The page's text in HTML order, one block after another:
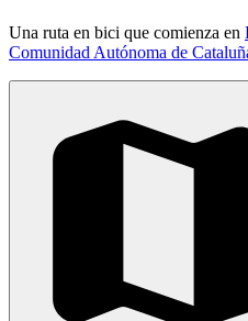
Una ruta en bici que comienza en
Comunidad Autónoma de